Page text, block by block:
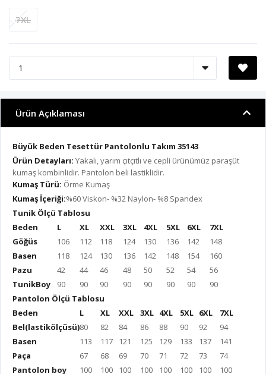
7XL
Ürün Açıklaması
Büyük Beden Tesettür Pantolonlu Takım 35143
Ürün Detayları: Yakalı, yarım çıtçıtlı ve cepli ürünümüz paraşüt
kumaş kombinlidir. Pantolon beli lastiklidir.
Kumaş Türü: Örme Kumaş
Kumaş İçeriği:%60 Viskon- %32 Naylon- %8 Spandex
Tunik Ölçü Tablosu
Beden
L XL XXL 3XL 4XL 5XL 6XL
7XL
Göğüs
106 112 118 124 130 136 142
148
Basen
118 124 130 136 142 148 154
160
Pazu
42 44 46 48 50 52 54
56
TunikBoy
90 90 90 90 90 90 90
90
Pantolon Ölçü Tablosu
Beden
L XL XXL 3XL 4XL 5XL 6XL
7XL
Bel(lastikölçüsü)80 82 84 86 88 90 92
94
Basen
113 117 121 125 129 133 137
141
Paça
67 68 69 70 71 72 73
74
Pantolon boy
100 100 100 100 100 100 100 100